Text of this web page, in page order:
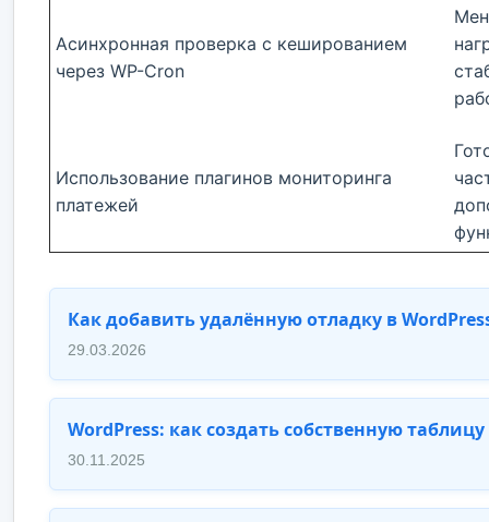
Асинхронная проверка с кешированием
через WP-Cron
Использование плагинов мониторинга
платежей
Как добавить удалённую отладку в
29.03.2026
WordPress: как создать собственную
30.11.2025